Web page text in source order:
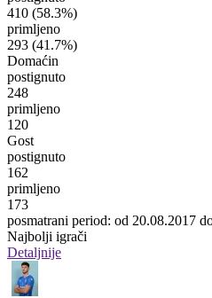
410 (58.3%)
primljeno
293 (41.7%)
Domaćin
postignuto
248
primljeno
120
Gost
postignuto
162
primljeno
173
posmatrani period: od 20.08.2017
Najbolji igrači
Detaljnije